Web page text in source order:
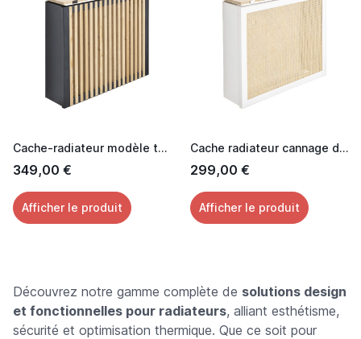
Cache-radiateur modèle tasseaux
349,00 €
Afficher le produit
Cache radiateur cannage design avec tablette chêne
299,00 €
Afficher le produit
Découvrez notre gamme complète de solutions design
et fonctionnelles pour radiateurs, alliant esthétisme,
sécurité et optimisation thermique. Que ce soit pour